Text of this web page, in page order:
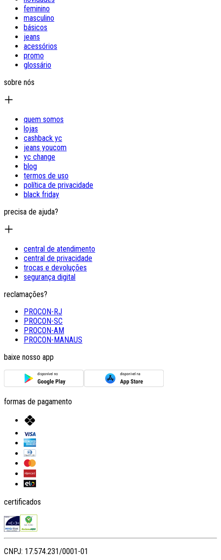
feminino
masculino
básicos
jeans
acessórios
promo
glossário
sobre nós
quem somos
lojas
cashback yc
jeans youcom
yc change
blog
termos de uso
política de privacidade
black friday
precisa de ajuda?
central de atendimento
central de privacidade
trocas e devoluções
segurança digital
reclamações?
PROCON-RJ
PROCON-SC
PROCON-AM
PROCON-MANAUS
baixe nosso app
formas de pagamento
certificados
CNPJ: 17.574.231/0001-01